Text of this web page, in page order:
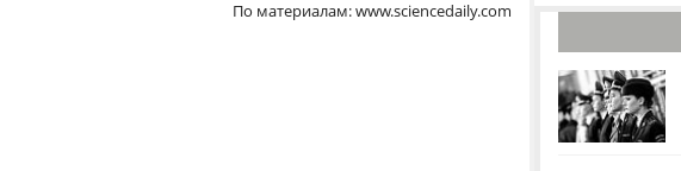
По материалам:www.sciencedaily.com